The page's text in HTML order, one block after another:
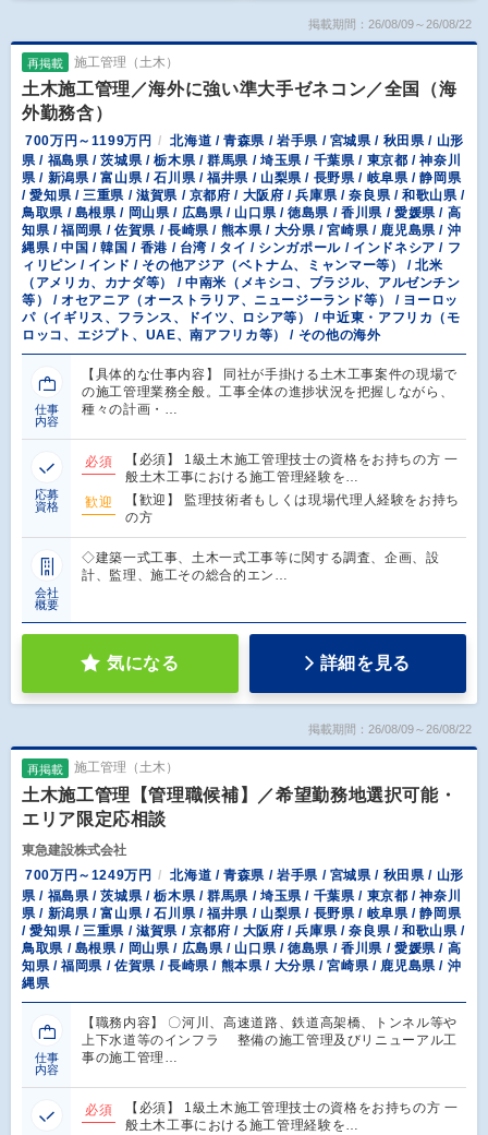
掲載期間：26/08/09～26/08/22
再掲載 施工管理（土木）
土木施工管理／海外に強い準大手ゼネコン／全国（海
外勤務含）
700万円～1199万円
北海道 / 青森県 / 岩手県 / 宮城県 / 秋田県 / 山形
県 / 福島県 / 茨城県 / 栃木県 / 群馬県 / 埼玉県 / 千葉県 / 東京都 / 神奈川
県 / 新潟県 / 富山県 / 石川県 / 福井県 / 山梨県 / 長野県 / 岐阜県 / 静岡県
/ 愛知県 / 三重県 / 滋賀県 / 京都府 / 大阪府 / 兵庫県 / 奈良県 / 和歌山県 /
鳥取県 / 島根県 / 岡山県 / 広島県 / 山口県 / 徳島県 / 香川県 / 愛媛県 / 高
知県 / 福岡県 / 佐賀県 / 長崎県 / 熊本県 / 大分県 / 宮崎県 / 鹿児島県 / 沖
縄県 / 中国 / 韓国 / 香港 / 台湾 / タイ / シンガポール / インドネシア / フ
ィリピン / インド / その他アジア（ベトナム、ミャンマー等） / 北米
（アメリカ、カナダ等） / 中南米（メキシコ、ブラジル、アルゼンチン
等） / オセアニア（オーストラリア、ニュージーランド等） / ヨーロッ
パ（イギリス、フランス、ドイツ、ロシア等） / 中近東・アフリカ（モ
ロッコ、エジプト、UAE、南アフリカ等） / その他の海外
仕事
内容
【具体的な仕事内容】 同社が手掛ける土木工事案件の現場で
の施工管理業務全般。工事全体の進捗状況を把握しながら、
種々の計画・…
応募
資格
必須
【必須】 1級土木施工管理技士の資格をお持ちの方 一
般土木工事における施工管理経験を…
歓迎
【歓迎】 監理技術者もしくは現場代理人経験をお持ち
の方
会社
概要
◇建築一式工事、土木一式工事等に関する調査、企画、設
計、監理、施工その総合的エン…
気になる 詳細を見る
掲載期間：26/08/09～26/08/22
再掲載 施工管理（土木）
土木施工管理【管理職候補】／希望勤務地選択可能・
エリア限定応相談
東急建設株式会社
700万円～1249万円
北海道 / 青森県 / 岩手県 / 宮城県 / 秋田県 / 山形
県 / 福島県 / 茨城県 / 栃木県 / 群馬県 / 埼玉県 / 千葉県 / 東京都 / 神奈川
県 / 新潟県 / 富山県 / 石川県 / 福井県 / 山梨県 / 長野県 / 岐阜県 / 静岡県
/ 愛知県 / 三重県 / 滋賀県 / 京都府 / 大阪府 / 兵庫県 / 奈良県 / 和歌山県 /
鳥取県 / 島根県 / 岡山県 / 広島県 / 山口県 / 徳島県 / 香川県 / 愛媛県 / 高
知県 / 福岡県 / 佐賀県 / 長崎県 / 熊本県 / 大分県 / 宮崎県 / 鹿児島県 / 沖
縄県
仕事
内容
【職務内容】 〇河川、高速道路、鉄道高架橋、トンネル等や
上下水道等のインフラ 整備の施工管理及びリニューアル工
事の施工管理…
必須
【必須】 1級土木施工管理技士の資格をお持ちの方 一
般土木工事における施工管理経験を…